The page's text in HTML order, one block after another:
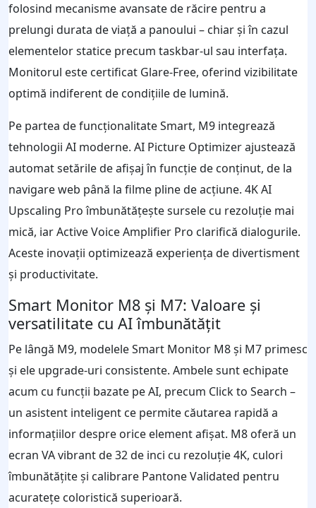
folosind mecanisme avansate de răcire pentru a
prelungi durata de viață a panoului – chiar și în cazul
elementelor statice precum taskbar-ul sau interfața.
Monitorul este certificat Glare-Free, oferind vizibilitate
optimă indiferent de condițiile de lumină.
Pe partea de funcționalitate Smart, M9 integrează
tehnologii AI moderne. AI Picture Optimizer ajustează
automat setările de afișaj în funcție de conținut, de la
navigare web până la filme pline de acțiune. 4K AI
Upscaling Pro îmbunătățește sursele cu rezoluție mai
mică, iar Active Voice Amplifier Pro clarifică dialogurile.
Aceste inovații optimizează experiența de divertisment
și productivitate.
Smart Monitor M8 și M7: Valoare și
versatilitate cu AI îmbunătățit
Pe lângă M9, modelele Smart Monitor M8 și M7 primesc
și ele upgrade-uri consistente. Ambele sunt echipate
acum cu funcții bazate pe AI, precum Click to Search –
un asistent inteligent ce permite căutarea rapidă a
informațiilor despre orice element afișat. M8 oferă un
ecran VA vibrant de 32 de inci cu rezoluție 4K, culori
îmbunătățite și calibrare Pantone Validated pentru
acuratețe coloristică superioară.